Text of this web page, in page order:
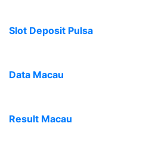
Slot Deposit Pulsa
Data Macau
Result Macau